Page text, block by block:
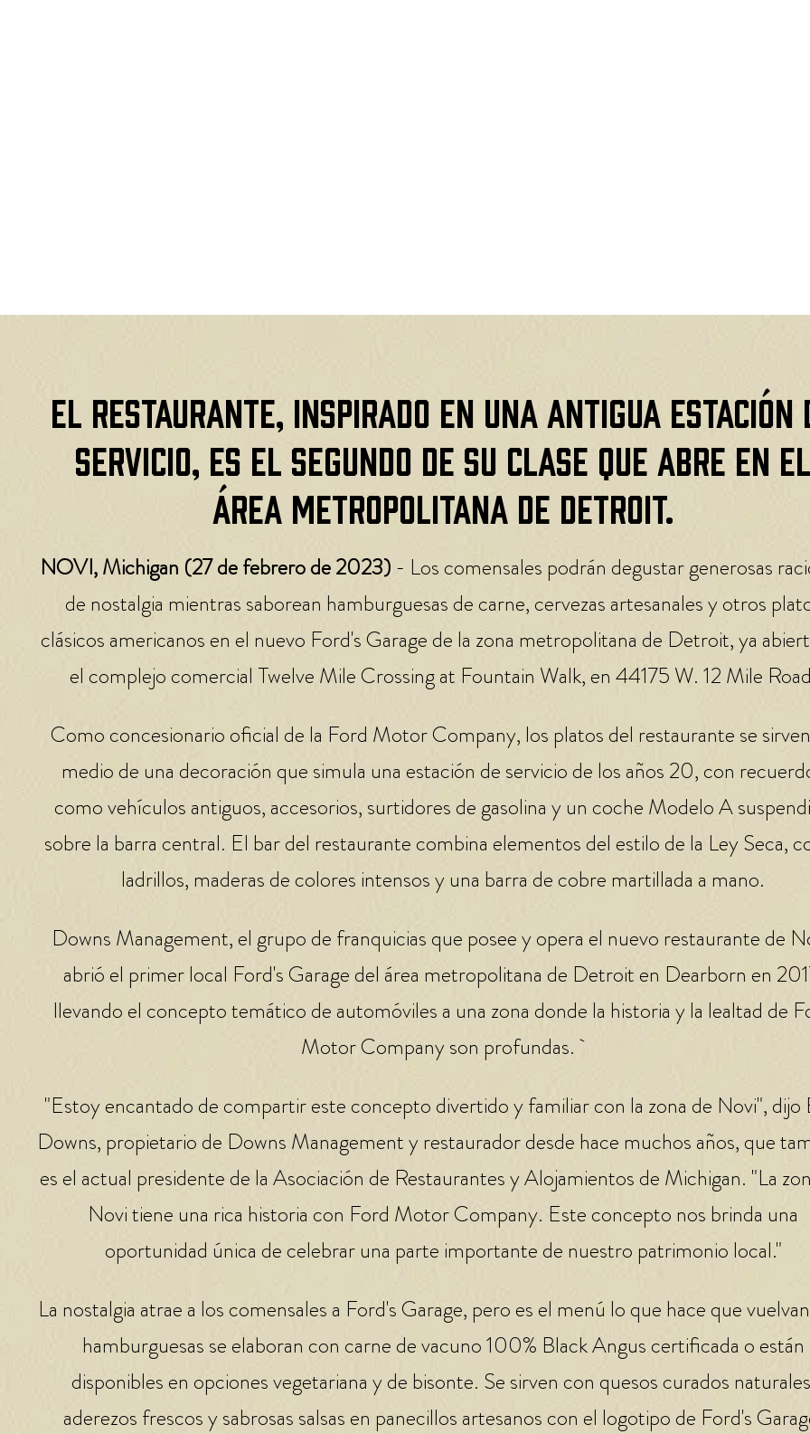
El restaurante, inspirado en una antigua estación
servicio, es el segundo de su clase que abre en el
área metropolitana de Detroit.
NOVI, Michigan (27 de febrero de 2023) - Los comensales podrán degustar generosas
de nostalgia mientras saborean hamburguesas de carne, cervezas artesanales y otros
clásicos americanos en el nuevo Ford's Garage de la zona metropolitana de Detroit, ya
el complejo comercial Twelve Mile Crossing at Fountain Walk, en 44175 W. 12 Mile
Como concesionario oficial de la Ford Motor Company, los platos del restaurante se
medio de una decoración que simula una estación de servicio de los años 20, con
como vehículos antiguos, accesorios, surtidores de gasolina y un coche Modelo A
sobre la barra central. El bar del restaurante combina elementos del estilo de la Ley Seca,
ladrillos, maderas de colores intensos y una barra de cobre martillada a mano.
Downs Management, el grupo de franquicias que posee y opera el nuevo restaurante de
abrió el primer local Ford's Garage del área metropolitana de Detroit en Dearborn en
llevando el concepto temático de automóviles a una zona donde la historia y la lealtad de
Motor Company son profundas.
"Estoy encantado de compartir este concepto divertido y familiar con la zona de Novi", dijo
Downs, propietario de Downs Management y restaurador desde hace muchos años, que
es el actual presidente de la Asociación de Restaurantes y Alojamientos de Michigan. "La
Novi tiene una rica historia con Ford Motor Company. Este concepto nos brinda una
oportunidad única de celebrar una parte importante de nuestro patrimonio local."
La nostalgia atrae a los comensales a Ford's Garage, pero es el menú lo que hace que
hamburguesas se elaboran con carne de vacuno 100% Black Angus certificada o están
disponibles en opciones vegetariana y de bisonte. Se sirven con quesos curados
aderezos frescos y sabrosas salsas en panecillos artesanos con el logotipo de Ford's